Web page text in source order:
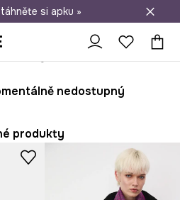
nákupu nad 1 200 Kč
si apku »
nedostupný
produkty